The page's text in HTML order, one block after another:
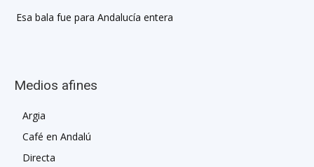
Esa bala fue para Andalucía entera
Medios afines
Argia
Café en Andalú
Directa